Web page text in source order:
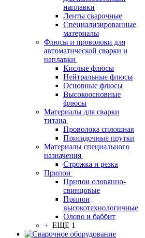
наплавки
Ленты сварочные
Специализированные
материалы
Флюсы и проволоки для
автоматической сварки и
наплавки
Кислые флюсы
Нейтральные флюсы
Основные флюсы
Высокоосновные
флюсы
Материалы для сварки
титана
Проволока сплошная
Присадочные прутки
Материалы специального
назначения
Строжка и резка
Припои
Припои оловянно-
свинцовые
Припои
высокотехнологичные
Олово и баббит
+ ЕЩЕ 1